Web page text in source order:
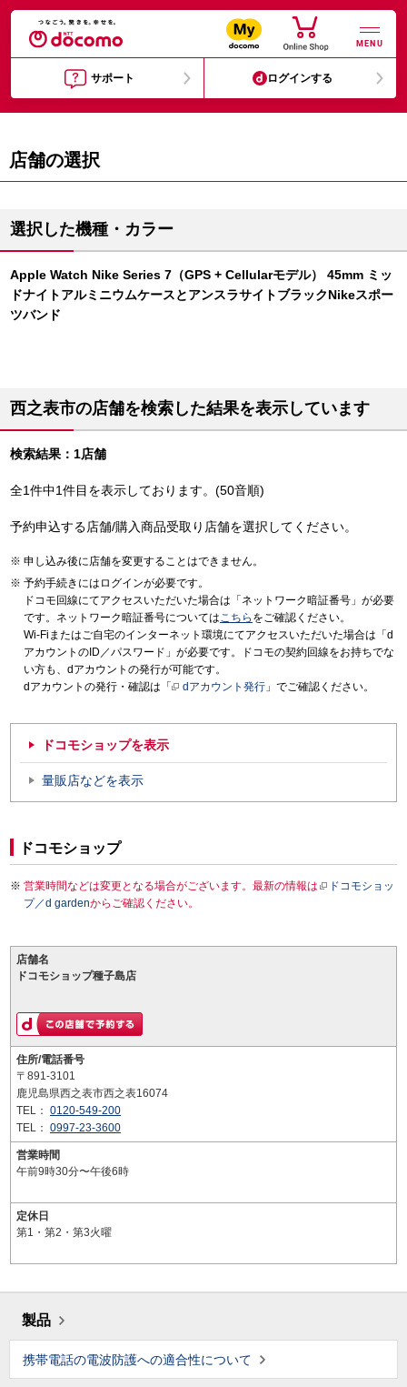
MENU
サポート ログインする
店舗の選択
選択した機種・カラー
Apple Watch Nike Series 7（GPS + Cellularモデル） 45mm ミッ
ドナイトアルミニウムケースとアンスラサイトブラックNikeスポー
ツバンド
西之表市の店舗を検索した結果を表示しています
検索結果：1店舗
全1件中1件目を表示しております。(50音順)
予約申込する店舗/購入商品受取り店舗を選択してください。
申し込み後に店舗を変更することはできません。
予約手続きにはログインが必要です。
ドコモ回線にてアクセスいただいた場合は「ネットワーク暗証番号」が必要
です。ネットワーク暗証番号についてはこちら をご確認ください。
Wi-Fiまたはご自宅のインターネット環境にてアクセスいただいた場合は「d
アカウントのID／パスワード」が必要です。ドコモの契約回線をお持ちでな
い方も、dアカウントの発行が可能です。
dアカウントの発行・確認は「
dアカウント発行 」でご確認ください。
ドコモショップを表示
量販店などを表示
ドコモショップ
営業時間などは変更となる場合がございます。最新の情報は
ドコモショッ
プ／d gardenからご確認ください。
店舗名
ドコモショップ種子島店
住所/電話番号
〒891-3101
鹿児島県西之表市西之表16074
TEL： 0120-549-200
TEL： 0997-23-3600
営業時間
午前9時30分〜午後6時
定休日
第1・第2・第3火曜
製品
携帯電話の電波防護への適合性について